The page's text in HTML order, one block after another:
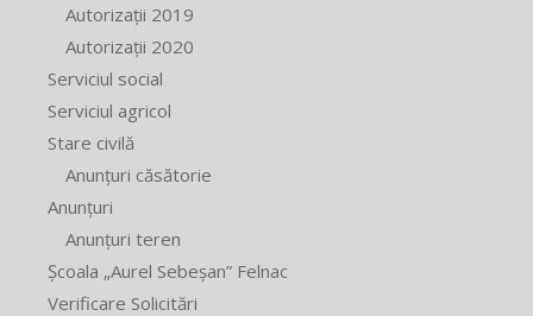
Autorizații 2019
Autorizații 2020
Serviciul social
Serviciul agricol
Stare civilă
Anunțuri căsătorie
Anunțuri
Anunțuri teren
Școala „Aurel Sebeșan” Felnac
Verificare Solicitări